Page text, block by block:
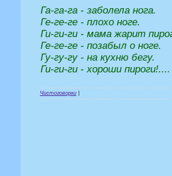
Га-га-га - заболела нога.
Ге-ге-ге - плохо ноге.
Ги-ги-ги - мама жарит
Ге-ге-ге - позабыл о ноге.
Гу-гу-гу - на кухню бегу.
Ги-ги-ги - хороши пироги!....
Чистоговорки